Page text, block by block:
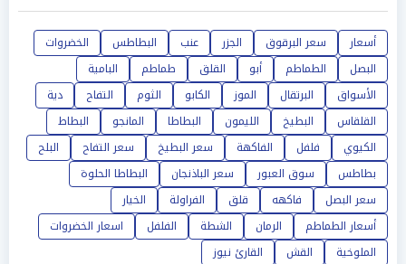
أسعار سعر البرقوق الجزر عنب البطاطس
الخضروات
البصل
الطماطم أبو القلق طماطم
البامية
الأسواق
البرتقال الموز الكابو الثوم التفاح
دية
القلقاس
البطيخ الليمون البطاطا المانجو
البطاط
الكيوي
فلفل الفاكهة سعر البطيخ سعر التفاح
البلح
بطاطس
سوق العبور سعر الباذنجان
البطاطا الحلوة
سعر البصل
فاكهه قلق الفراولة
الخيار
أسعار الطماطم
الرمان الشطة الفلفل
اسعار الخضروات
الملوخية
القش القارئ نيوز